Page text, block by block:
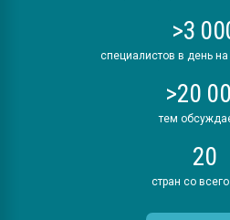
>3
специалистов в день
>20
тем
20
стран со